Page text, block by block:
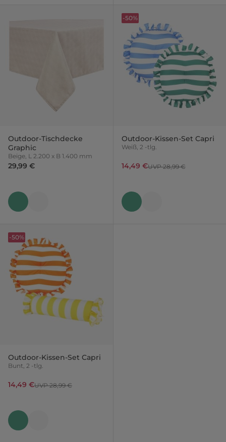
Outdoor-Tischdecke
Graphic
Beige, L 2.200 x B 1.400 mm
29,99 €
Outdoor-Kissen-Set Capri
Weiß, 2 -tlg.
14,49 €UVP 28,99 €
-50%
Outdoor-Kissen-Set Capri
Bunt, 2 -tlg.
14,49 €UVP 28,99 €
-50%